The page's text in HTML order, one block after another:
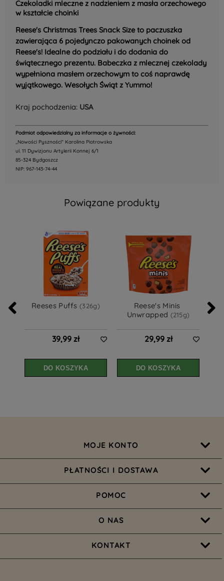
Czekoladki mleczne z nadzieniem z masła orzechowego
w kształcie choinki
Reese's Christmas Trees Snack Size to paczuszka
zawierająca 6 pojedynczo pakowanych choinek od
Reese's! Idealne do podziału i do dodania do
świątecznego prezentu. Babeczka z mlecznej czekolady
wypełniona masłem orzechowym to coś naprawdę
wyjątkowego. Wesołych Świąt z Yummo!
Kraj pochodzenia: USA
Podmiot odpowiedzialny za informacje o żywności:
,,Nowości Pyszności" Karolina Piotrowska
ul. 11 Dywizjonu Artylerii Konnej 6/1
85-324 Bydgoszcz
NIP: 967-143-74-44
Powiązane produkty
Reeses Puffs (326g)
39,99 zł
DO KOSZYKA
Reese's Minis
Unwrapped (215g)
29,99 zł
DO KOSZYKA
MOJE KONTO
PŁATNOŚCI I DOSTAWA
POMOC
O NAS
KONTAKT